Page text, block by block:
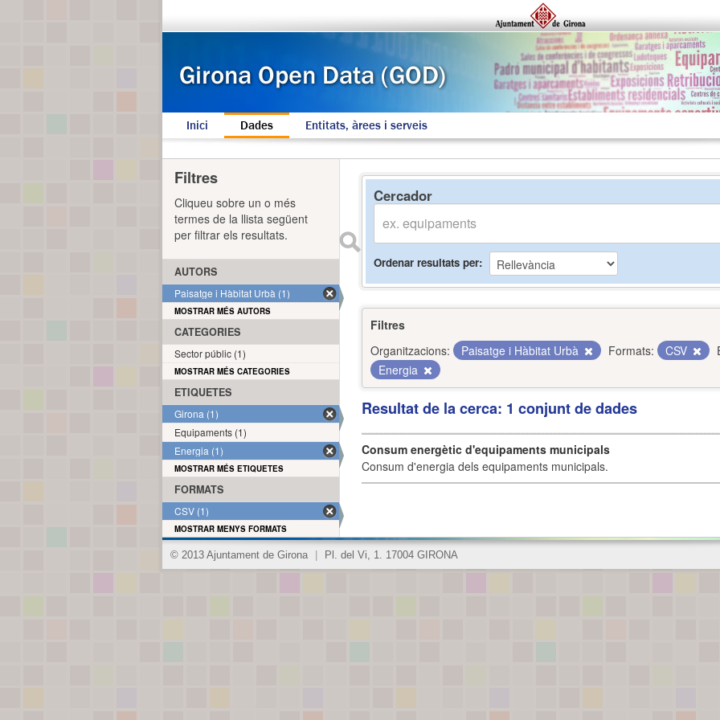
Inici Dades Entitats, àrees i serveis
Cercador
Ordenar resultats per
Filtres
Organitzacions:
Paisatge i Hàbitat Urbà Formats: CSV
Energia
Resultat de la cerca: 1 conjunt de dades
Consum energètic d'equipaments municipals
Consum d'energia dels equipaments municipals.
Filtres
Cliqueu sobre un o més
termes de la llista següent
per filtrar els resultats.
AUTORS
Paisatge i Hàbitat Urbà (1)
MOSTRAR MÉS AUTORS
CATEGORIES
Sector públic (1)
MOSTRAR MÉS CATEGORIES
ETIQUETES
Girona (1)
Equipaments (1)
Energia (1)
MOSTRAR MÉS ETIQUETES
FORMATS
CSV (1)
MOSTRAR MENYS FORMATS
© 2013 Ajuntament de Girona Pl. del Vi, 1. 17004 GIRONA